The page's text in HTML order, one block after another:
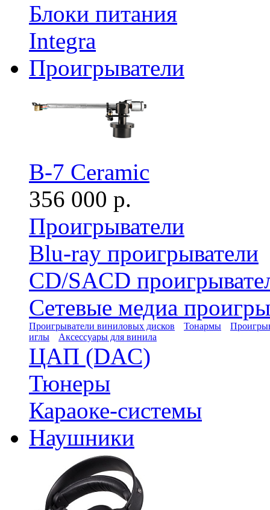
Блоки питания
Integra
Проигрыватели
B-7 Ceramic
356 000 р.
Проигрыватели
Blu-ray проигрыватели
CD/SACD
Сетевые медиа
Проигрыватели виниловых дисков Тонармы
иглы
Аксессуары для винила
ЦАП (DAC)
Тюнеры
Караоке-системы
Наушники